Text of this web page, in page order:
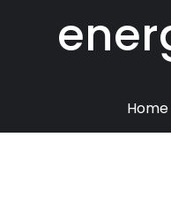
Home